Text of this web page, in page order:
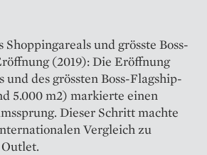
und grösste Boss-
(2019): Die Eröffnung
und des grössten Boss-Flagship-
5.000 m2) markierte einen
Dieser Schritt machte
Vergleich zu